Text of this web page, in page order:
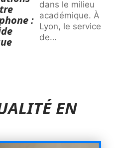
:
dans le milieu
académique. À
Lyon, le service
de…
EN